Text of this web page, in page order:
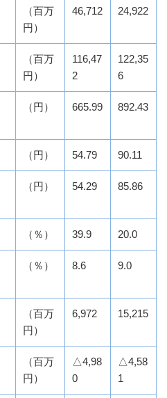
（百万
円）
46,712 24,922
（百万
円）
116,47
2
122,35
6
（円） 665.99 892.43
（円） 54.79 90.11
（円） 54.29 85.86
（％） 39.9 20.0
（％） 8.6 9.0
（百万
円）
6,972 15,215
（百万
円）
△4,98
0
△4,58
1